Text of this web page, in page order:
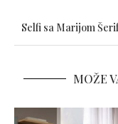
Selfi sa Marijom
MOŽE